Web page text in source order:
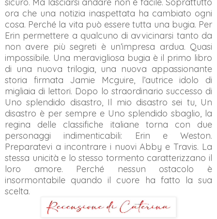
ora che una notizia inaspettata ha cambiato ogni
cosa. Perché la vita può essere tutta una bugia. Per
Erin permettere a qualcuno di avvicinarsi tanto da
non avere più segreti è un’impresa ardua. Quasi
impossibile. Una meravigliosa bugia è il primo libro
di una nuova trilogia, una nuova appassionante
storia firmata Jamie Mcguire, l’autrice idolo di
migliaia di lettori. Dopo lo straordinario successo di
Uno splendido disastro, Il mio disastro sei tu, Un
disastro è per sempre e Uno splendido sbaglio, la
regina delle classifiche italiane torna con due
personaggi indimenticabili: Erin e Weston.
Preparatevi a incontrare i nuovi Abby e Travis. La
stessa unicità e lo stesso tormento caratterizzano il
loro amore. Perché nessun ostacolo è
insormontabile quando il cuore ha fatto la sua
scelta.